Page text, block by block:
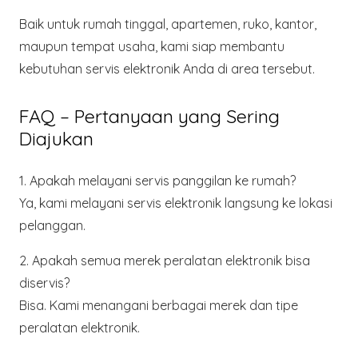
Baik untuk rumah tinggal, apartemen, ruko, kantor,
maupun tempat usaha, kami siap membantu
kebutuhan servis elektronik Anda di area tersebut.
FAQ – Pertanyaan yang Sering
Diajukan
1. Apakah melayani servis panggilan ke rumah?
Ya, kami melayani servis elektronik langsung ke lokasi
pelanggan.
2. Apakah semua merek peralatan elektronik bisa
diservis?
Bisa. Kami menangani berbagai merek dan tipe
peralatan elektronik.